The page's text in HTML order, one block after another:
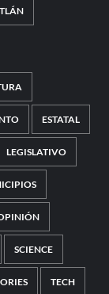
ESTATAL
LEGISLATIVO
SCIENCE
TECH